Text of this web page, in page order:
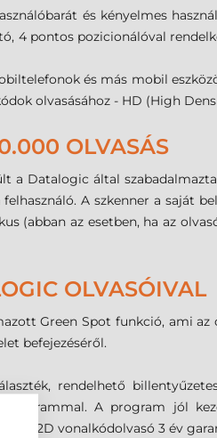
és kényelmes
4 pontos pozicionálóval
és más mobil
olvasásához - HD (High
OLVASÁS
a Datalogic által
A szkenner a saját
(abban az esetben, ha az
OLVASÓIVAL
Green Spot funkció, ami
befejezéséről.
rendelhető
A program jól
2D vonalkódolvasó 3 év